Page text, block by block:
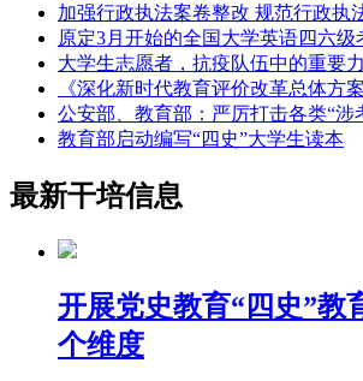
加强行政执法案卷整改 规范行政执
原定3月开始的全国大学英语四六级
大学生志愿者，抗疫队伍中的重要
《深化新时代教育评价改革总体方
公安部、教育部：严厉打击各类“涉
教育部启动编写“四史”大学生读本
最新干培信息
开展党史教育“四史”教
个维度